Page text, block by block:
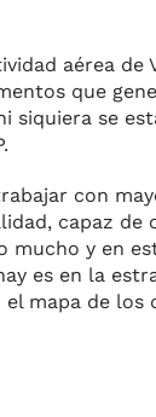
aérea de
que
siquiera se
con
capaz de
y en
es en la
el mapa de